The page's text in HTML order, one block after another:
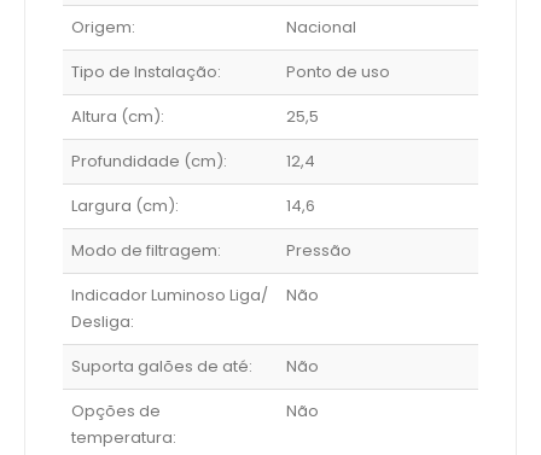
Origem:
Nacional
Tipo de Instalação:
Ponto de uso
Altura (cm):
25,5
Profundidade (cm):
12,4
Largura (cm):
14,6
Modo de filtragem:
Pressão
Indicador Luminoso Liga/
Desliga:
Não
Suporta galões de até:
Não
Opções de
temperatura:
Não